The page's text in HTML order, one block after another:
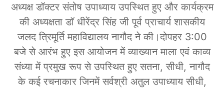
अध्यक्ष डॉक्टर संतोष उपाध्याय उपस्थित हुए और कार्यक्रम
की अध्यक्षता डॉ धीरेंद्र सिंह जी पूर्व प्राचार्य शासकीय
जलद त्रिमूर्ति महाविद्यालय नागौद ने की।दोपहर 3:00
बजे से आरंभ हुए इस आयोजन में व्याख्यान माला एवं काव्य
संध्या में प्रमुख रूप से उपस्थित हुए सतना, सीधी, नागौद
के कई रचनाकार जिनमें सर्वश्री अतुल उपाध्याय सीधी,